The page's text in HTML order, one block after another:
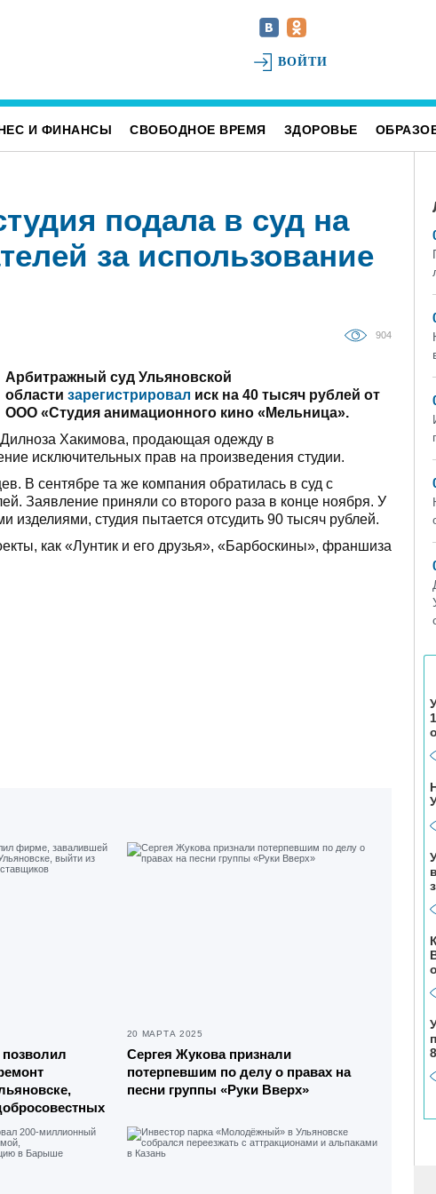
ВОЙТИ
И ФИНАНСЫ СВОБОДНОЕ ВРЕМЯ ЗДОРОВЬЕ
подала в суд на
за использование
904
Арбитражный суд Ульяновской
области зарегистрировал иск на 40 тысяч рублей от
ООО «Студия анимационного кино «Мельница».
Дилноза Хакимова, продающая одежду в
исключительных прав на произведения студии.
В сентябре та же компания обратилась в суд с
Заявление приняли со второго раза в конце ноября. У
студия пытается отсудить 90 тысяч рублей.
как «Лунтик и его друзья», «Барбоскины», франшиза
20 МАРТА 2025
Сергея Жукова признали
потерпевшим по делу о правах на
песни группы «Руки Вверх»